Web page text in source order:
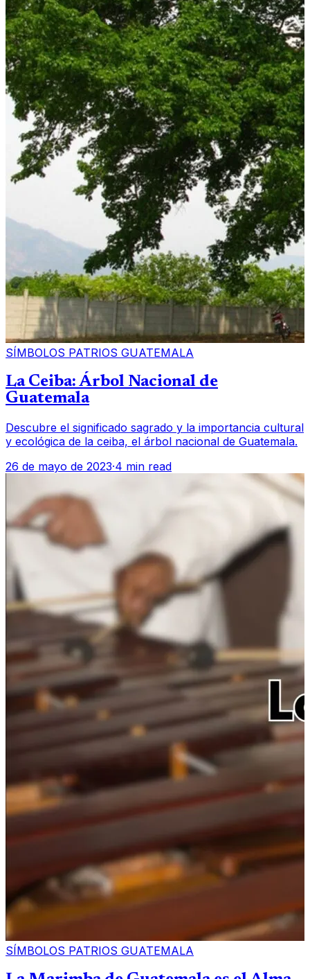
SÍMBOLOS PATRIOS GUATEMALA
La Ceiba: Árbol Nacional de
Guatemala
Descubre el significado sagrado y la importancia cultural
y ecológica de la ceiba, el árbol nacional de Guatemala.
26 de mayo de 2023·4 min read
SÍMBOLOS PATRIOS GUATEMALA